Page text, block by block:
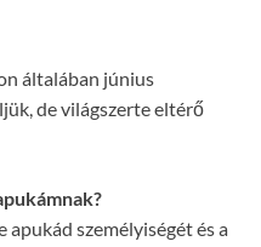
általában június
de világszerte eltérő
apukád személyiségét és a